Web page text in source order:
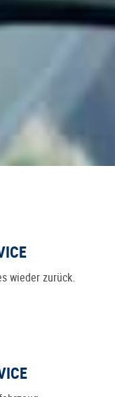
wieder zurück.